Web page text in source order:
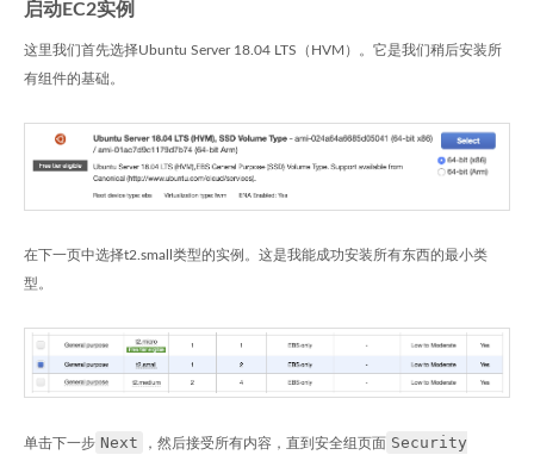
启动EC2实例
这里我们首先选择Ubuntu Server 18.04 LTS（HVM）。它是我们稍后安装所
有组件的基础。
在下一页中选择t2.small类型的实例。这是我能成功安装所有东西的最小类
型。
单击下一步 Next ，然后接受所有内容，直到安全组页面 Security